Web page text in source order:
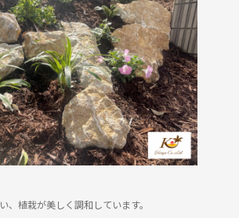
、植栽が美しく調和しています。